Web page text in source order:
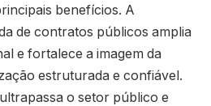
benefícios. A
de contratos públicos amplia
e fortalece a imagem da
estruturada e confiável.
o setor público e